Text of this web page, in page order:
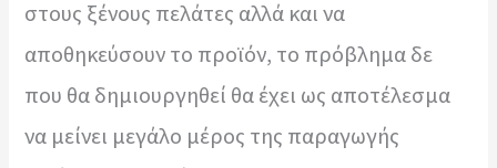
στους ξένους πελάτες αλλά και να
αποθηκεύσουν το προϊόν, το πρόβλημα δε
που θα δημιουργηθεί θα έχει ως αποτέλεσμα
να μείνει μεγάλο μέρος της παραγωγής